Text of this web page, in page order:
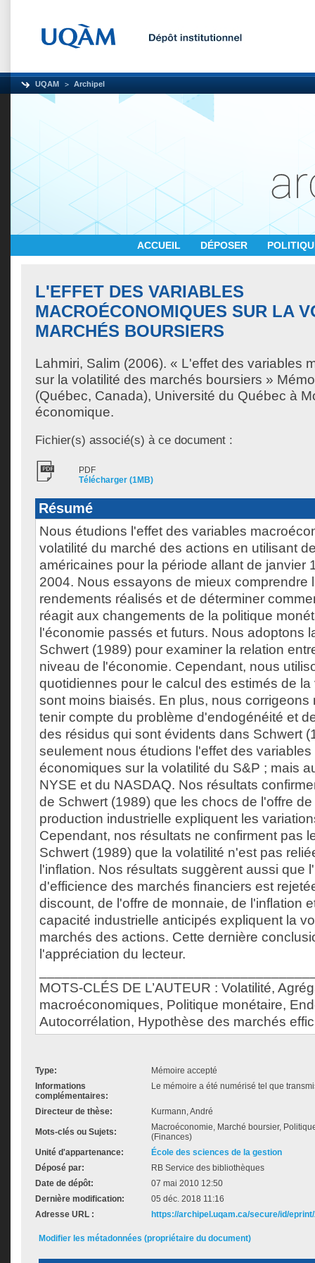
UQAM Archipel
ACCUEIL DÉPOSER
L'EFFET DES VARIABLES
MACROÉCONOMIQUES SUR LA
MARCHÉS BOURSIERS
Lahmiri, Salim (2006). « L'effet des variables
sur la volatilité des marchés boursiers »
(Québec, Canada), Université du Québec à
économique.
Fichier(s) associé(s) à ce document :
PDF
Télécharger (1MB)
Résumé
Nous étudions l'effet des variables
volatilité du marché des actions en utilisant
américaines pour la période allant de janvier
2004. Nous essayons de mieux comprendre
rendements réalisés et de déterminer
réagit aux changements de la politique
l'économie passés et futurs. Nous adoptons
Schwert (1989) pour examiner la relation
niveau de l'économie. Cependant, nous
quotidiennes pour le calcul des estimés de
sont moins biaisés. En plus, nous corrigeons
tenir compte du problème d'endogénéité et
des résidus qui sont évidents dans Schwert
seulement nous étudions l'effet des variables
économiques sur la volatilité du S&P ; mais
NYSE et du NASDAQ. Nos résultats
de Schwert (1989) que les chocs de l'offre
production industrielle expliquent les
Cependant, nos résultats ne confirment pas
Schwert (1989) que la volatilité n'est pas
l'inflation. Nos résultats suggèrent aussi que
d'efficience des marchés financiers est
discount, de l'offre de monnaie, de l'inflation
capacité industrielle anticipés expliquent la
marchés des actions. Cette dernière
l'appréciation du lecteur.
MOTS-CLÉS DE L’AUTEUR : Volatilité,
macroéconomiques, Politique monétaire,
Autocorrélation, Hypothèse des marchés
Type:
Mémoire accepté
Informations
complémentaires:
Le mémoire a été numérisé tel que
Directeur de thèse: Kurmann, André
Mots-clés ou Sujets:
Macroéconomie, Marché boursier,
(Finances)
Unité d'appartenance:
École des sciences de la gestion
Déposé par:
RB Service des bibliothèques
Date de dépôt:
07 mai 2010 12:50
Dernière modification:
05 déc. 2018 11:16
Adresse URL :
https://archipel.uqam.ca/secure/id/
Modifier les métadonnées (propriétaire du document)